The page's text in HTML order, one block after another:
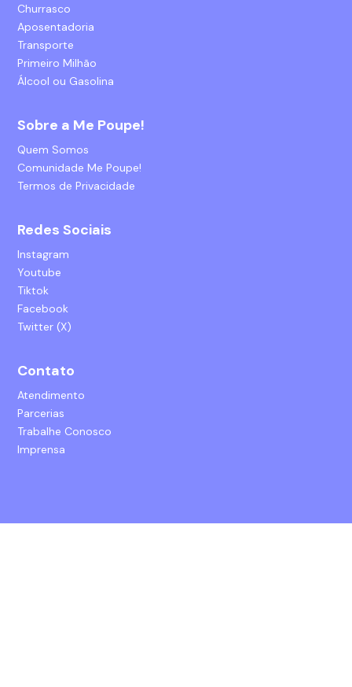
Churrasco
Aposentadoria
Transporte
Primeiro Milhão
Álcool ou Gasolina
Sobre a Me Poupe!
Quem Somos
Comunidade Me Poupe!
Termos de Privacidade
Redes Sociais
Instagram
Youtube
Tiktok
Facebook
Twitter (X)
Contato
Atendimento
Parcerias
Trabalhe Conosco
Imprensa